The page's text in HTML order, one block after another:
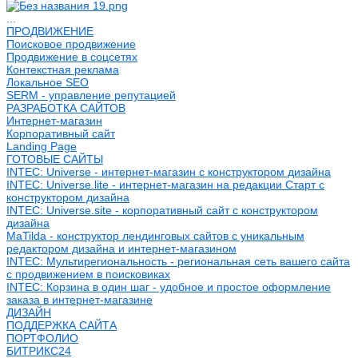
ПРОДВИЖЕНИЕ
Поисковое продвижение
Продвижение в соцсетях
Контекстная реклама
Локальное SEO
SERM - управление репутацией
РАЗРАБОТКА САЙТОВ
Интернет-магазин
Корпоративный сайт
Landing Page
ГОТОВЫЕ САЙТЫ
INTEC: Universe - интернет-магазин с конструктором дизайна
INTEC: Universe.lite - интернет-магазин на редакции Старт с
конструктором дизайна
INTEC: Universe.site - корпоративный сайт с конструктором
дизайна
MaTilda - конструктор лендинговых сайтов с уникальным
редактором дизайна и интернет-магазином
INTEC: Мультирегиональность - региональная сеть вашего сайта
с продвижением в поисковиках
INTEC: Корзина в один шаг - удобное и простое оформление
заказа в интернет-магазине
ДИЗАЙН
ПОДДЕРЖКА САЙТА
ПОРТФОЛИО
БИТРИКС24